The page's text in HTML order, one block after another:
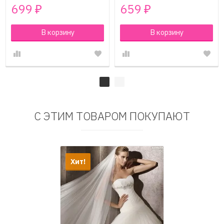
699 ₽
В корзину
659 ₽
В корзину
С ЭТИМ ТОВАРОМ ПОКУПАЮТ
Хит!